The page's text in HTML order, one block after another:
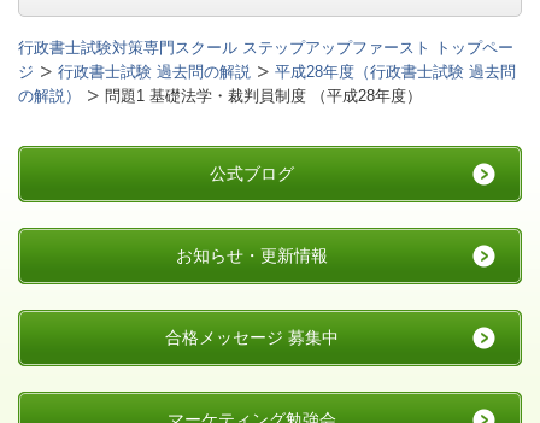
行政書士試験対策専門スクール ステップアップファースト トップペー
ジ
行政書士試験 過去問の解説
平成28年度（行政書士試験 過去問
の解説）
問題1 基礎法学・裁判員制度 （平成28年度）
公式ブログ
お知らせ・更新情報
合格メッセージ 募集中